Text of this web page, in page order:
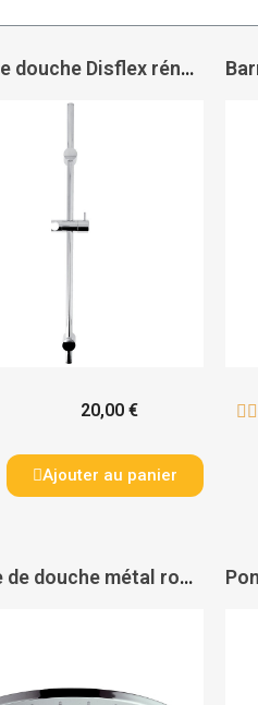
Barre de douche Disflex rénovation à entraxe réglable - DISFLEX
20,00 €
Ajouter au panier
 
Pomme de douche métal ronde Ø 200 - PAS DE MARQUE